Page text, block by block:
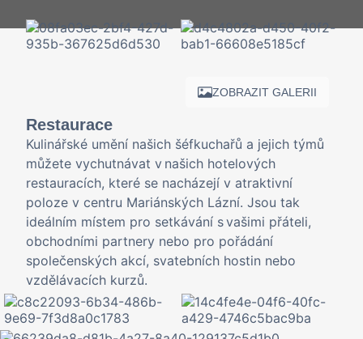
ZOBRAZIT GALERII
Restaurace
Kulinářské umění našich šéfkuchařů a jejich týmů
můžete vychutnávat v našich hotelových
restauracích, které se nacházejí v atraktivní
poloze v centru Mariánských Lázní. Jsou tak
ideálním místem pro setkávání s vašimi přáteli,
obchodními partnery nebo pro pořádání
společenských akcí, svatebních hostin nebo
vzdělávacích kurzů.